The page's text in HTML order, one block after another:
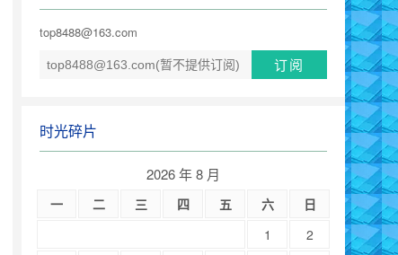
top8488@163.com
时光碎片
2026 年 8 月
一 二 三 四 五 六
日
1
2